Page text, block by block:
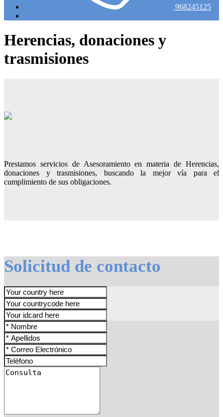
968245125
Herencias, donaciones y
trasmisiones
Prestamos servicios de Asesoramiento en materia de Herencias,
donaciones y trasmisiones, buscando la mejor vía para el
cumplimiento de sus obligaciones.
Solicitud de contacto